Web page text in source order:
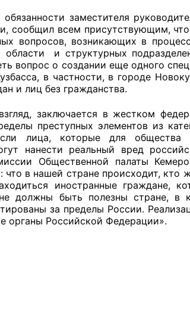
заместителя
сообщил всем присутствующим, что
вопросов, возникающих в
и структурных
вопрос о создании еще одного
в частности, в городе
и лиц без гражданства.
заключается в жестком
преступных элементов из
лица, которые для
нанести реальный вред
Общественной палаты
что в нашей стране происходит,
иностранные граждане,
должны быть полезны стране, в
за пределы России.
органы Российской Федерации».